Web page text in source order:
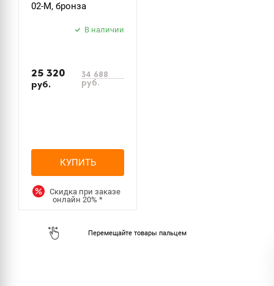
02-M, бронза
В наличии
25 320
руб.
34 688
руб.
КУПИТЬ
Скидка при заказе
онлайн20%*